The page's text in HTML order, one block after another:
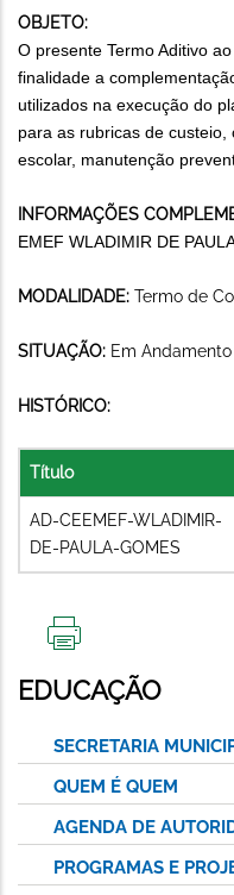
OBJETO:
O presente Termo Aditivo
finalidade a
utilizados na execução do
para as rubricas de
escolar, manutenção
INFORMAÇÕES
EMEF WLADIMIR DE
MODALIDADE: Termo de
SITUAÇÃO: Em Andamento
HISTÓRICO:
Título
AD-CEEMEF-WLADIMIR-
DE-PAULA-GOMES
ESTA
PÁGINA
EDUCAÇÃO
SECRETARIA
QUEM É QUEM
AGENDA DE
PROGRAMAS E